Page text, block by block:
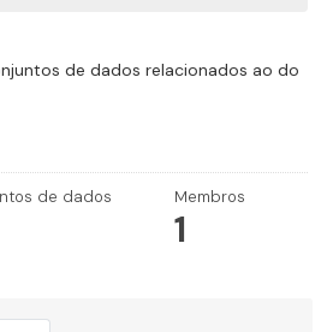
de dados relacionados ao do
de dados Membros
1